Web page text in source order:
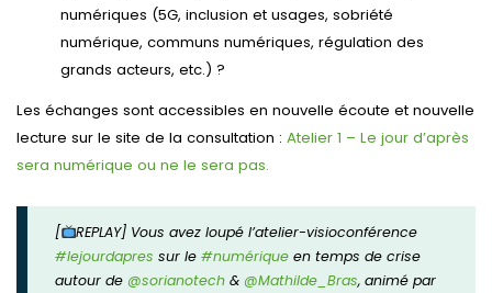
numériques (5G, inclusion et usages, sobriété
numérique, communs numériques, régulation des
grands acteurs, etc.) ?
Les échanges sont accessibles en nouvelle écoute et nouvelle
lecture sur le site de la consultation : Atelier 1 – Le jour d’après
sera numérique ou ne le sera pas.
[
REPLAY] Vous avez loupé l’atelier-visioconférence
#lejourdapres sur le#numérique en temps de crise
autour de @sorianotech & @Mathilde_Bras, animé par